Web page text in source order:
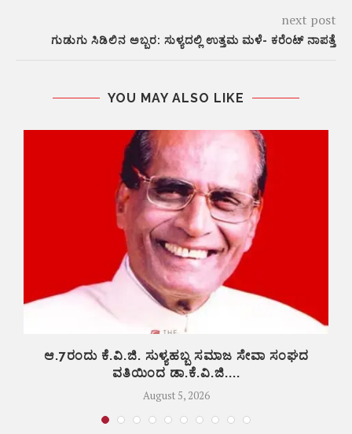
next post
ಗುಡುಗು ಸಿಡಿಲಿನ ಅಬ್ಬರ: ಸುಳ್ಯದಲ್ಲಿ ಉತ್ತಮ ಮಳೆ- ಕರೆಂಟ್ ನಾಪತ್ತೆ
YOU MAY ALSO LIKE
ಆ.7ರಂದು ಕೆ.ವಿ.ಜಿ. ಸುಳ್ಯಹಬ್ಬ ಸಮಾಜ ಸೇವಾ ಸಂಘದ
ವತಿಯಿಂದ ಡಾ.ಕೆ.ವಿ.ಜಿ....
August 5, 2026